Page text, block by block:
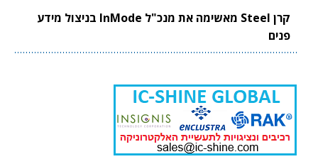
קרן Steel מאשימה את מנכ"ל InMode בניצול מידע
פנים